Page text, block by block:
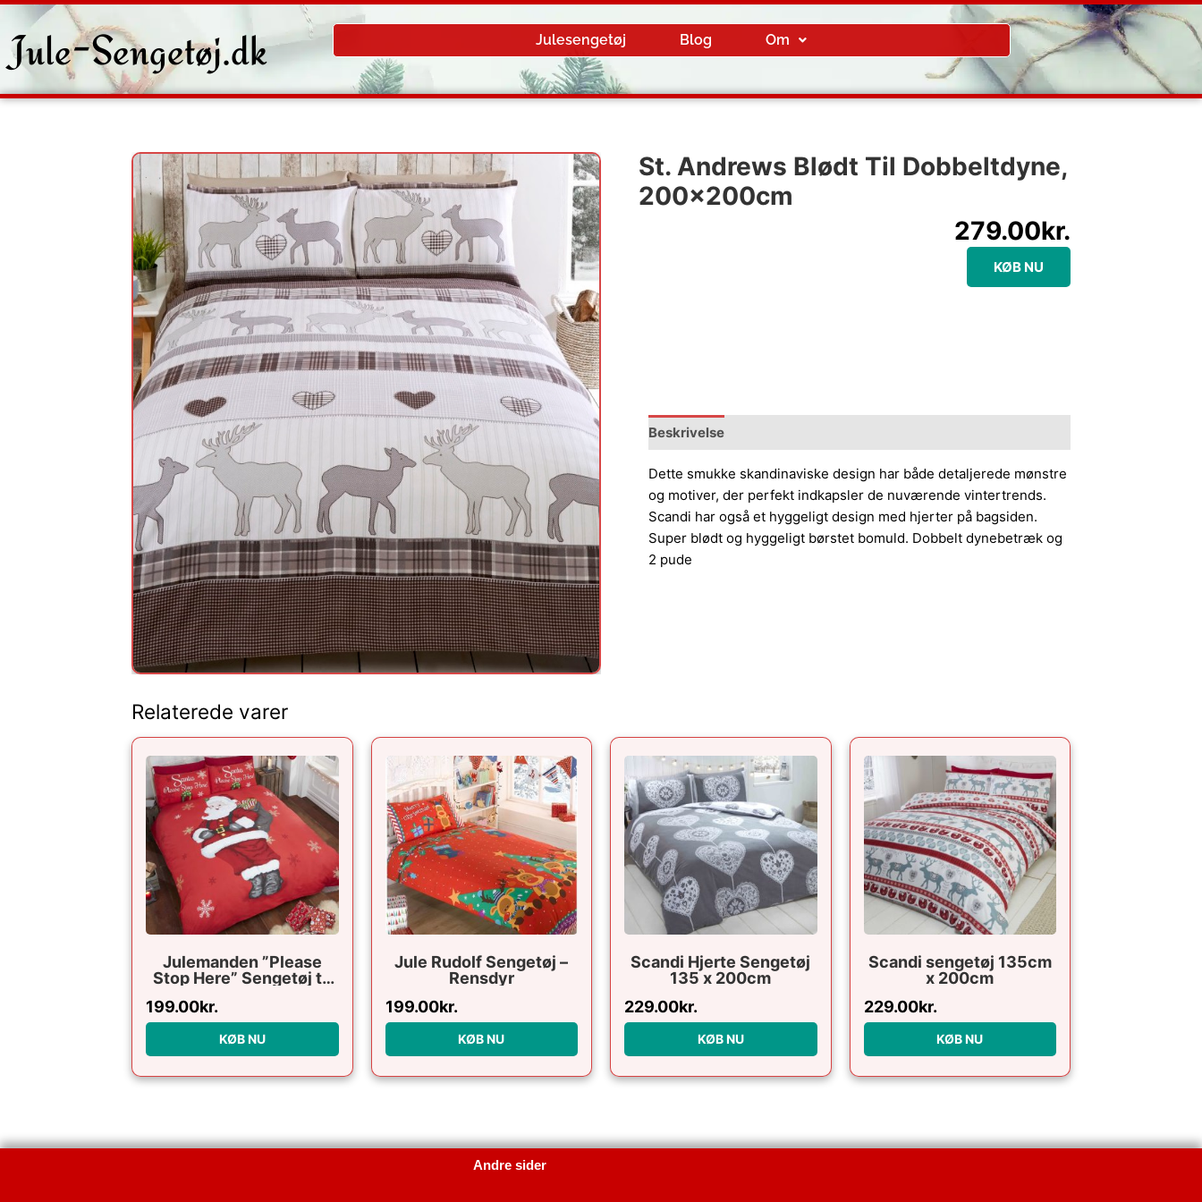
Gå
indholdet
Jule-Sengetøj.dk Julesengetøj Blog Om
St. Andrews Blødt Til Dobbeltdyne,
200x200cm
279.00kr.
KØB NU
Beskrivelse
Dette smukke skandinaviske design har både detaljerede mønstre
og motiver, der perfekt indkapsler de nuværende vintertrends.
Scandi har også et hyggeligt design med hjerter på bagsiden.
Super blødt og hyggeligt børstet bomuld. Dobbelt dynebetræk og
2 pude
Relaterede varer
Julemanden ”Please
Stop Here” Sengetøj til
199.00kr.
KØB NU
Jule Rudolf Sengetøj –
Rensdyr
199.00kr.
KØB NU
Scandi Hjerte Sengetøj
135 x 200cm
229.00kr.
KØB NU
Scandi sengetøj 135cm
x 200cm
229.00kr.
KØB NU
Andre sider